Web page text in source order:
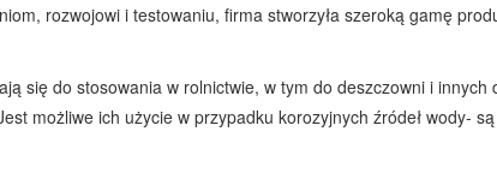
rozwojowi i testowaniu, firma stworzyła szeroką gamę
się do stosowania w rolnictwie, w tym do deszczowni i
możliwe ich użycie w przypadku korozyjnych źródeł wody-